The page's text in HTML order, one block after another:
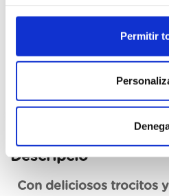
Permitir
Descripció
Con deliciosos trocitos